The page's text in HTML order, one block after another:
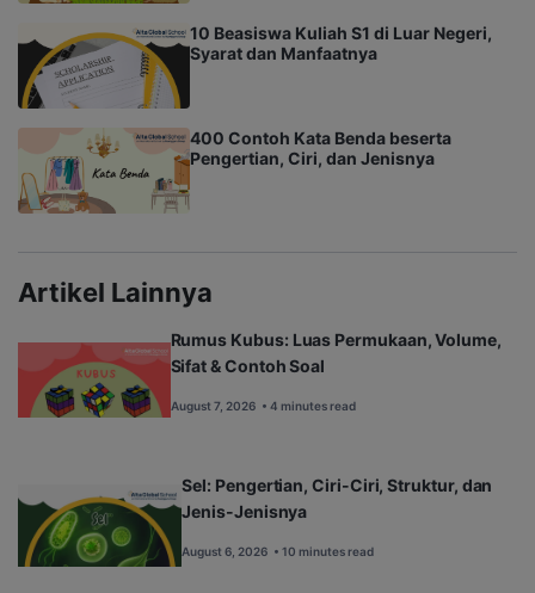
10 Beasiswa Kuliah S1 di Luar Negeri,
Syarat dan Manfaatnya
400 Contoh Kata Benda beserta
Pengertian, Ciri, dan Jenisnya
Artikel Lainnya
Rumus Kubus: Luas Permukaan, Volume,
Sifat & Contoh Soal
August 7, 2026 • 4 minutes read
Sel: Pengertian, Ciri-Ciri, Struktur, dan
Jenis-Jenisnya
August 6, 2026 • 10 minutes read